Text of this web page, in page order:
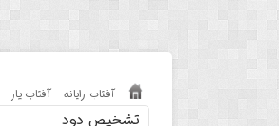
آفتاب رایانه آفتاب یار